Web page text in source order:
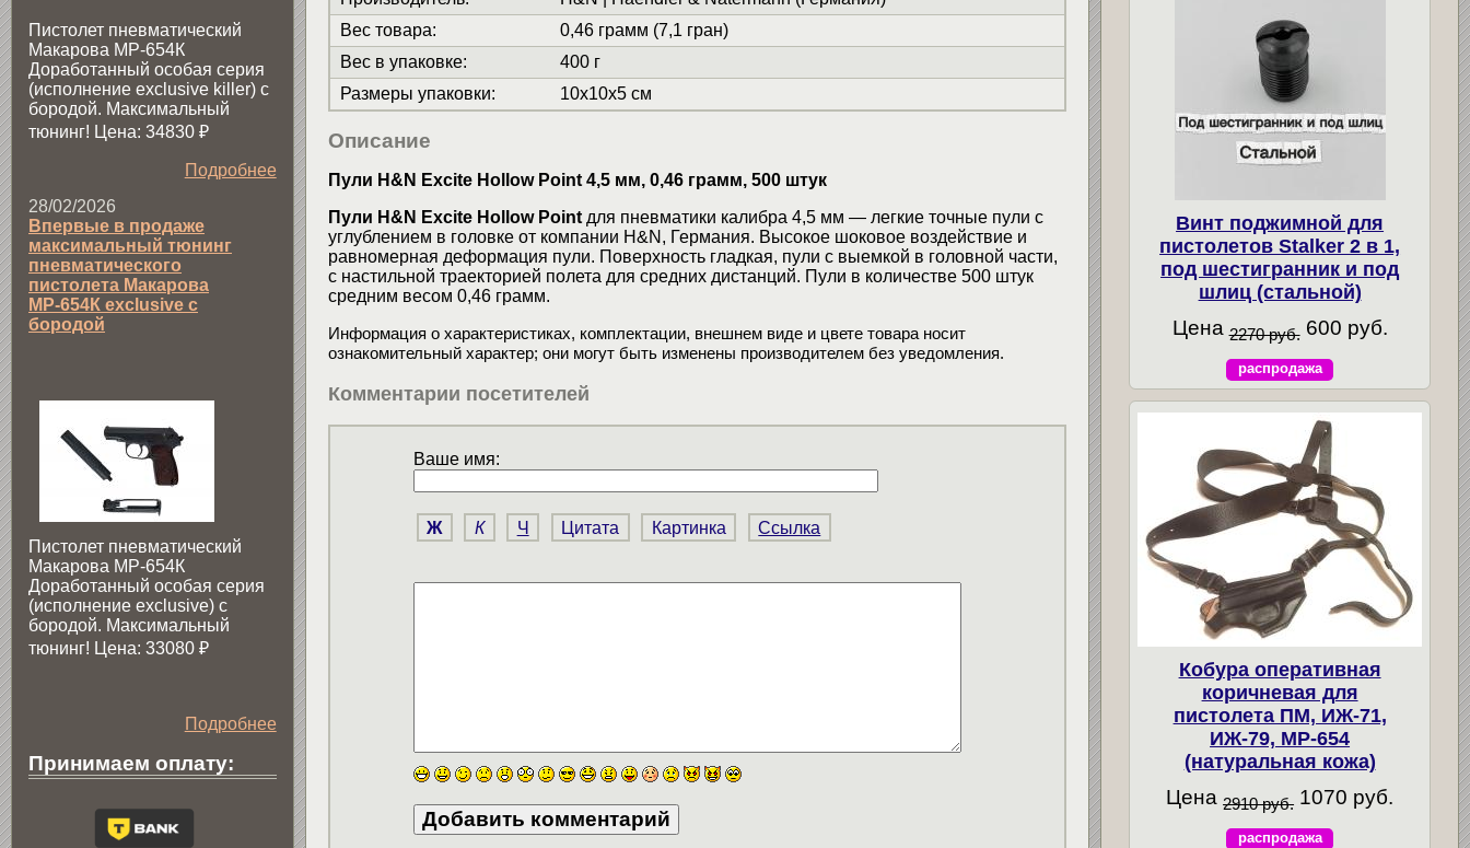
Вес товара:
0,46 грамм (7,1 гран)
Вес в упаковке:
400 г
Размеры упаковки: 10x10x5 см
Описание
Пули H&N Excite Hollow Point 4,5 мм, 0,46 грамм, 500 штук
Пули H&N Excite Hollow Pointдля пневматики калибра 4,5 мм — легкие точные пули с
углублением в головке от компании H&N, Германия. Высокое шоковое воздействие и
равномерная деформация пули. Поверхность гладкая, пули с выемкой в головной части,
с настильной траекторией полета для средних дистанций. Пули в количестве 500 штук
средним весом 0,46 грамм.
Информация о характеристиках, комплектации, внешнем виде и цвете товара носит
ознакомительный характер; они могут быть изменены производителем без уведомления.
Комментарии посетителей
Ваше имя:
Ж К Ч Цитата Картинка Ссылка
Пистолет пневматический
Макарова МР-654К
Доработанный особая серия
(исполнение exclusive killer) с
бородой. Максимальный
тюнинг! Цена: 34830 ₽
Подробнее
28/02/2026
Впервые в продаже
максимальный тюнинг
пневматического
пистолета Макарова
МР-654К exclusive с
бородой
Пистолет пневматический
Макарова МР-654К
Доработанный особая серия
(исполнение exclusive) c
бородой. Максимальный
тюнинг! Цена: 33080 ₽
Подробнее
Принимаем оплату:
Винт поджимной для
пистолетов Stalker 2 в 1,
под шестигранник и под
шлиц (стальной)
Цена 2270 руб. 600 руб.
распродажа
Кобура оперативная
коричневая для
пистолета ПМ, ИЖ-71,
ИЖ-79, МР-654
(натуральная кожа)
Цена 2910 руб. 1070 руб.
распродажа